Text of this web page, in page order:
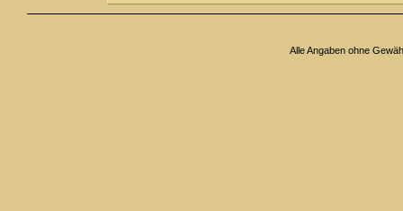
Alle Angaben ohne